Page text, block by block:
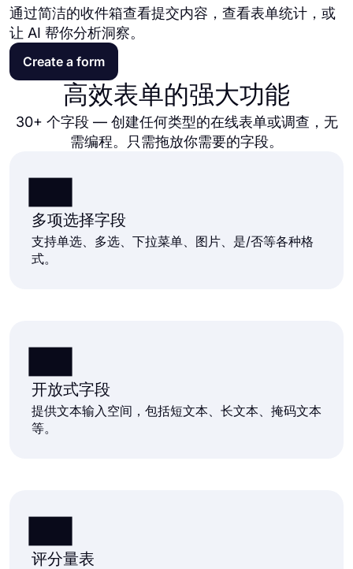
通过简洁的收件箱查看提交内容，查看表单统计，或
让 AI 帮你分析洞察。
Create a form
高效表单的强大功能
30+ 个字段 — 创建任何类型的在线表单或调查，无
需编程。只需拖放你需要的字段。
多项选择字段
支持单选、多选、下拉菜单、图片、是/否等各种格
式。
开放式字段
提供文本输入空间，包括短文本、长文本、掩码文本
等。
评分量表